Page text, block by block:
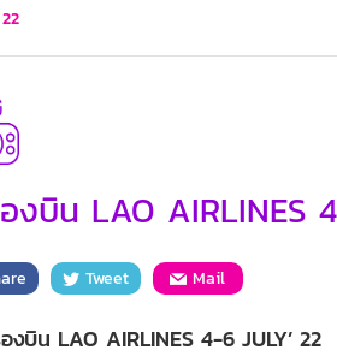
บิน LAO AIRLINES
Tweet Mail
น LAO AIRLINES 4-6 JULY’ 22